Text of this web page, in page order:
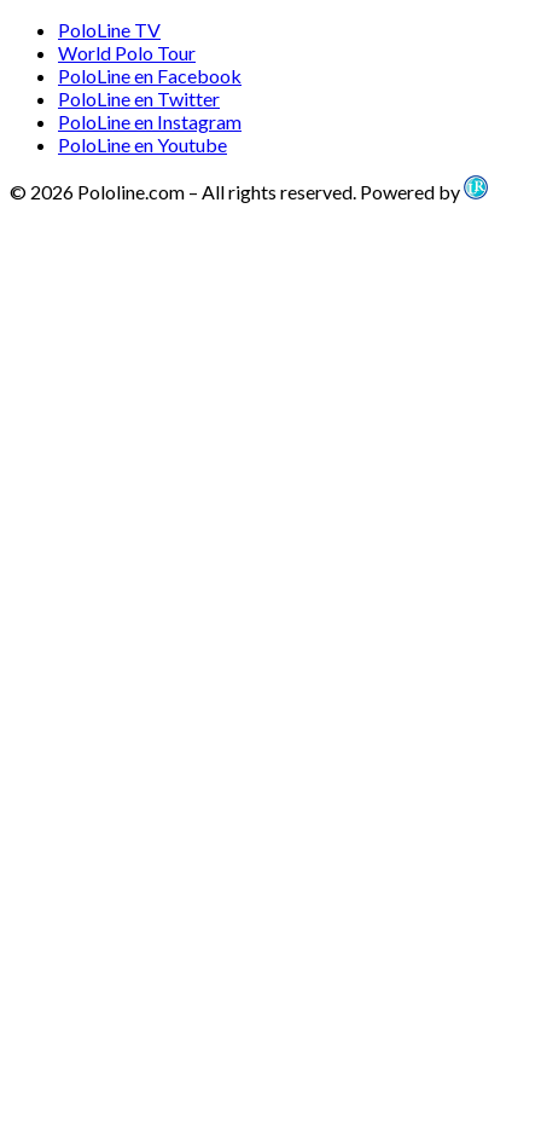
PoloLine TV
World Polo Tour
PoloLine en Facebook
PoloLine en Twitter
PoloLine en Instagram
PoloLine en Youtube
© 2026 Pololine.com – All rights reserved. Powered by